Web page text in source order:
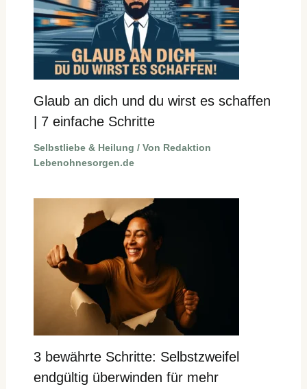
Glaub an dich und du wirst es schaffen
| 7 einfache Schritte
Selbstliebe & Heilung / Von Redaktion
Lebenohnesorgen.de
3 bewährte Schritte: Selbstzweifel
endgültig überwinden für mehr